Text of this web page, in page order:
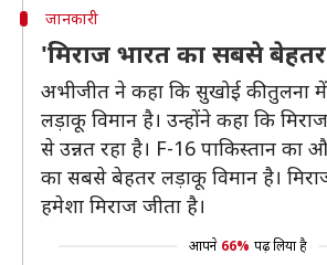
जानकारी
'मिराज भारत का सबसे
अभीजीत ने कहा कि सुखोई की तुलना
लड़ाकू विमान है। उन्होंने कहा कि
से उन्नत रहा है। F-16 पाकिस्तान का
का सबसे बेहतर लड़ाकू विमान है।
हमेशा मिराज जीता है।
आपने 66% पढ़ लिया है